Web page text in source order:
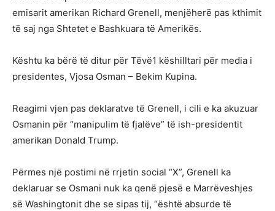
emisarit amerikan Richard Grenell, menjëherë pas kthimit
të saj nga Shtetet e Bashkuara të Amerikës.
Kështu ka bërë të ditur për Tëvë1 këshilltari për media i
presidentes, Vjosa Osman – Bekim Kupina.
Reagimi vjen pas deklaratve të Grenell, i cili e ka akuzuar
Osmanin për “manipulim të fjalëve” të ish-presidentit
amerikan Donald Trump.
Përmes një postimi në rrjetin social “X”, Grenell ka
deklaruar se Osmani nuk ka qenë pjesë e Marrëveshjes
së Washingtonit dhe se sipas tij, “është absurde të